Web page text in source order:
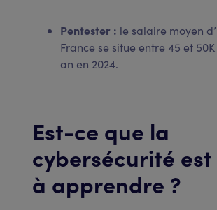
Pentester : le salaire moyen
France se situe entre 45 et
an en 2024.
Est-ce que la
cybersécurité
à apprendre ?